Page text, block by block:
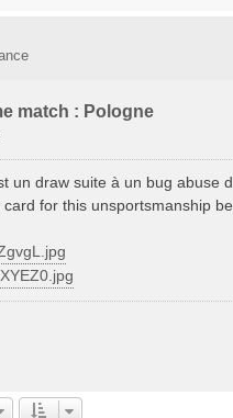
match : Pologne
un draw suite à un bug abuse
for this unsportsmanship